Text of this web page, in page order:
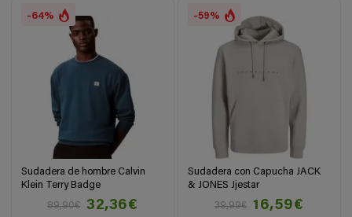
-64%
Sudadera de hombre Calvin
Klein Terry Badge
89,90€
32,36€
-59%
Sudadera con Capucha JACK
& JONES Jjestar
39,99€
16,59€